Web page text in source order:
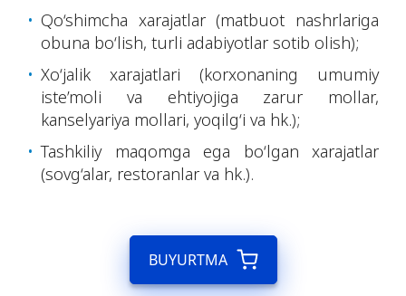
Qo‘shimcha xarajatlar (matbuot nashrlariga
obuna bo‘lish, turli adabiyotlar sotib olish);
Xo‘jalik xarajatlari (korxonaning umumiy
iste’moli va ehtiyojiga zarur mollar,
kanselyariya mollari, yoqilg‘i va hk.);
Tashkiliy maqomga ega bo‘lgan xarajatlar
(sovg‘alar, restoranlar va hk.).
BUYURTMA